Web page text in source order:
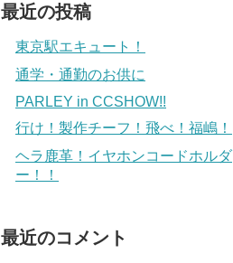
最近の投稿
東京駅エキュート！
通学・通勤のお供に
PARLEY in CCSHOW!!
行け！製作チーフ！飛べ！福嶋！
ヘラ鹿革！イヤホンコードホルダ
ー！！
最近のコメント